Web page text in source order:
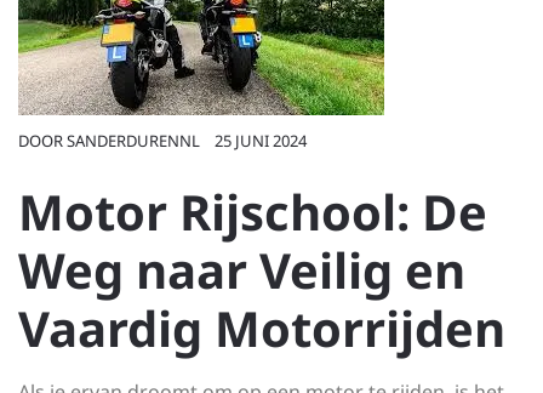
DOORSANDERDURENNL 25 JUNI 2024
Motor Rijschool: De
Weg naar Veilig en
Vaardig Motorrijden